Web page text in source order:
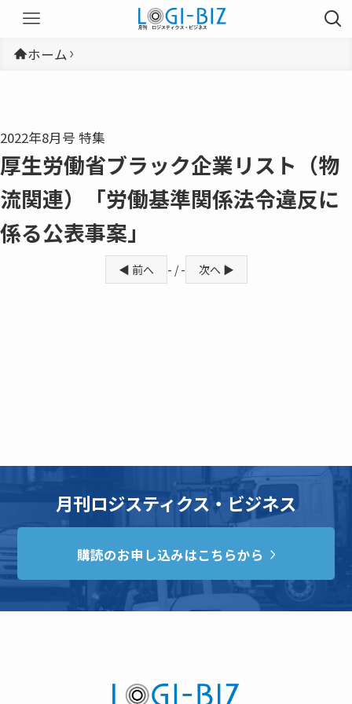
ホーム
2022年8月号 特集
厚生労働省ブラック企業リスト（物
流関連）「労働基準関係法令違反に
係る公表事案」
◀ 前へ - / - 次へ ▶
月刊ロジスティクス・ビジネス
購読のお申し込みはこちらから